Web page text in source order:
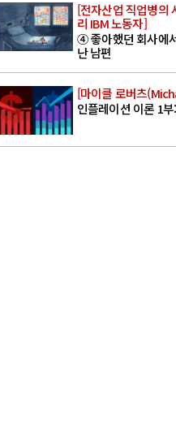
[전자산업 직업병의
리 IBM 노동자]
④ 좋아했던 회사에
난 남편
[마이클 로버츠
인플레이션 이론 1